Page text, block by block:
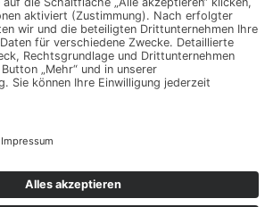
Gut zu wissen
iPad und iPod
iPhone
OSX